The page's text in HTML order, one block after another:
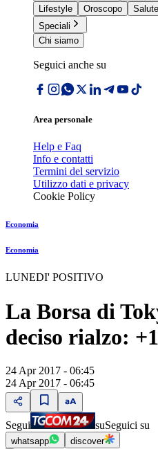
Lifestyle
Oroscopo Salute
Speciali
Chi siamo
Seguici anche su
Area personale
Help e Faq
Info e contatti
Termini del servizio
Utilizzo dati e privacy
Cookie Policy
Economia
Economia
LUNEDI' POSITIVO
La Borsa di
deciso rialzo:
24 Apr 2017 - 06:45
24 Apr 2017 - 06:45
Segui suSeguici su
whatsapp discover